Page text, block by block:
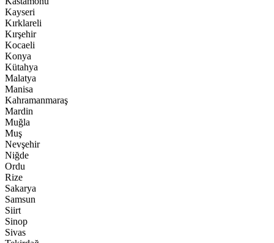
Kayseri
Kırklareli
Kırşehir
Kocaeli
Konya
Kütahya
Malatya
Manisa
Kahramanmaraş
Mardin
Muğla
Muş
Nevşehir
Niğde
Ordu
Rize
Sakarya
Samsun
Siirt
Sinop
Sivas